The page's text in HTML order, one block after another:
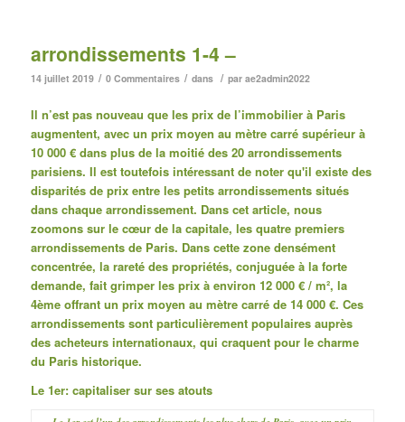
arrondissements 1-4 –
14 juillet 2019 / 0 Commentaires / dans / par ae2admin2022
Il n’est pas nouveau que les prix de l’immobilier à Paris
augmentent, avec un prix moyen au mètre carré supérieur à
10 000 € dans plus de la moitié des 20 arrondissements
parisiens. Il est toutefois intéressant de noter qu'il existe des
disparités de prix entre les petits arrondissements situés
dans chaque arrondissement. Dans cet article, nous
zoomons sur le cœur de la capitale, les quatre premiers
arrondissements de Paris. Dans cette zone densément
concentrée, la rareté des propriétés, conjuguée à la forte
demande, fait grimper les prix à environ 12 000 € / m², la
4ème offrant un prix moyen au mètre carré de 14 000 €. Ces
arrondissements sont particulièrement populaires auprès
des acheteurs internationaux, qui craquent pour le charme
du Paris historique.
Le 1er: capitaliser sur ses atouts